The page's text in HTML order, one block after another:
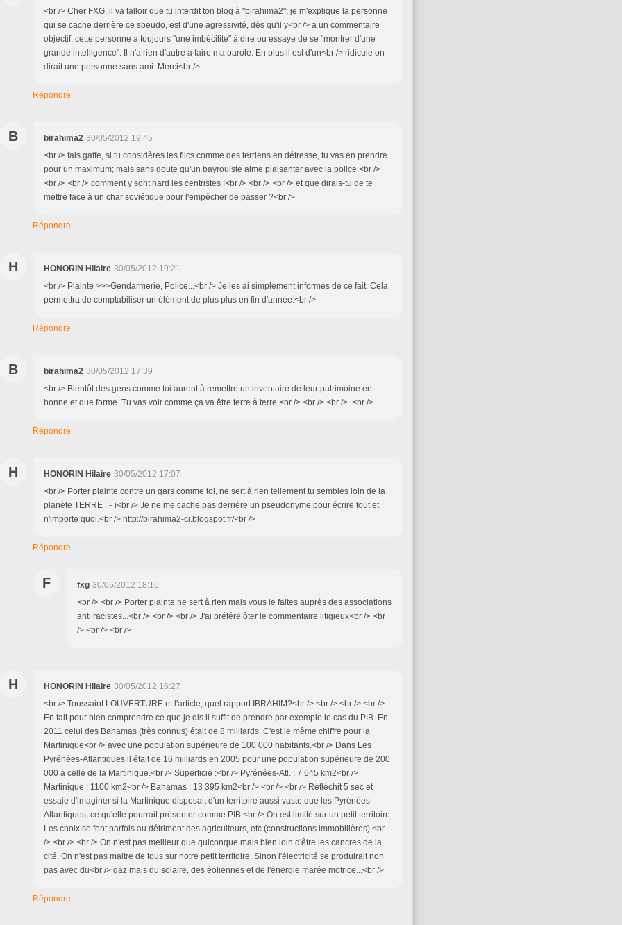
<br /> Cher FXG, il va falloir que tu interdit ton blog à "birahima2"; je m'explique la personne
qui se cache derrière ce speudo, est d'une agressivité, dès qu'il y<br /> a un commentaire
objectif, cette personne a toujours "une imbécilité" à dire ou essaye de se "montrer d'une
grande intelligence". Il n'a rien d'autre à faire ma parole. En plus il est d'un<br /> ridicule on
dirait une personne sans ami. Merci<br />
Répondre
B birahima2 30/05/2012 19:45
<br /> fais gaffe, si tu considères les flics comme des terriens en détresse, tu vas en prendre
pour un maximum; mais sans doute qu'un bayrouiste aime plaisanter avec la police.<br />
<br /> <br /> comment y sont hard les centristes !<br /> <br /> <br /> et que dirais-tu de te
mettre face à un char soviétique pour l'empêcher de passer ?<br />
Répondre
H HONORIN Hilaire 30/05/2012 19:21
<br /> Plainte >>>Gendarmerie, Police...<br /> Je les ai simplement informés de ce fait. Cela
permettra de comptabiliser un élément de plus plus en fin d'année.<br />
Répondre
B birahima2 30/05/2012 17:39
<br /> Bientôt des gens comme toi auront à remettre un inventaire de leur patrimoine en
bonne et due forme. Tu vas voir comme ça va être terre à terre.<br /> <br /> <br /> <br />
Répondre
H HONORIN Hilaire 30/05/2012 17:07
<br /> Porter plainte contre un gars comme toi, ne sert à rien tellement tu sembles loin de la
planète TERRE : - )<br /> Je ne me cache pas derrière un pseudonyme pour écrire tout et
n'importe quoi.<br /> http://birahima2-ci.blogspot.fr/<br />
Répondre
F fxg 30/05/2012 18:16
<br /> <br /> Porter plainte ne sert à rien mais vous le faites auprès des associations
anti racistes...<br /> <br /> <br /> J'ai préféré ôter le commentaire litigieux<br /> <br
/> <br /> <br />
H HONORIN Hilaire 30/05/2012 16:27
<br /> Toussaint LOUVERTURE et l'article, quel rapport IBRAHIM?<br /> <br /> <br /> <br />
En fait pour bien comprendre ce que je dis il suffit de prendre par exemple le cas du PIB. En
2011 celui des Bahamas (très connus) était de 8 milliards. C'est le même chiffre pour la
Martinique<br /> avec une population supérieure de 100 000 habitants.<br /> Dans Les
Pyrénées-Atlantiques il était de 16 milliards en 2005 pour une population supérieure de 200
000 à celle de la Martinique.<br /> Superficie :<br /> Pyrénées-Atl. : 7 645 km2<br />
Martinique : 1100 km2<br /> Bahamas : 13 395 km2<br /> <br /> <br /> Réfléchit 5 sec et
essaie d'imaginer si la Martinique disposait d'un territoire aussi vaste que les Pyrénées
Atlantiques, ce qu'elle pourrait présenter comme PIB.<br /> On est limité sur un petit territoire.
Les choix se font parfois au détriment des agriculteurs, etc (constructions immobilières).<br
/> <br /> <br /> On n'est pas meilleur que quiconque mais bien loin d'être les cancres de la
cité. On n'est pas maitre de tous sur notre petit territoire. Sinon l'électricité se produirait non
pas avec du<br /> gaz mais du solaire, des éoliennes et de l'énergie marée motrice...<br />
Répondre